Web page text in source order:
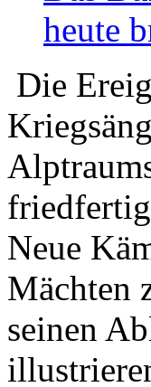
heute
Die
Neue
Mächten
seinen